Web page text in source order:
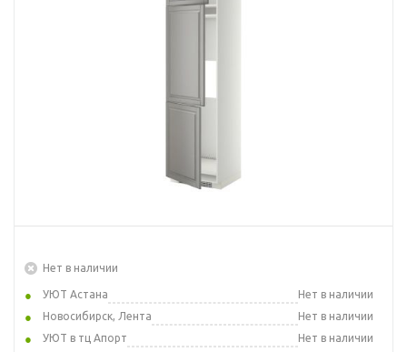
Нет в наличии
УЮТ Астана
Нет в наличии
Новосибирск, Лента
Нет в наличии
УЮТ в тц Апорт
Нет в наличии